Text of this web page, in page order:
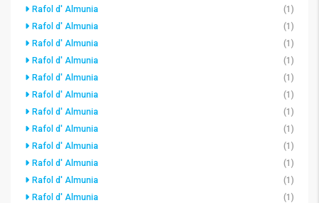
Rafol d' Almunia
(1)
Rafol d' Almunia
(1)
Rafol d' Almunia
(1)
Rafol d' Almunia
(1)
Rafol d' Almunia
(1)
Rafol d' Almunia
(1)
Rafol d' Almunia
(1)
Rafol d' Almunia
(1)
Rafol d' Almunia
(1)
Rafol d' Almunia
(1)
Rafol d' Almunia
(1)
Rafol d' Almunia
(1)